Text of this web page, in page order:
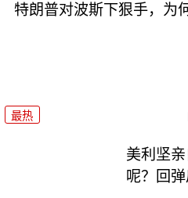
特朗普对波斯下狠手，为
最热
美利坚
呢？回